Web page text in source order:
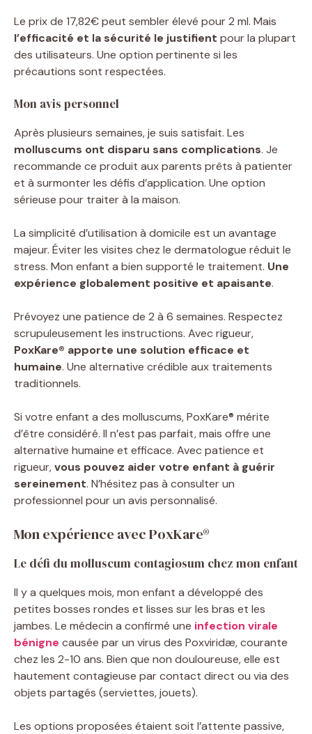
Le prix de 17,82€ peut sembler élevé pour 2 ml. Mais
l’efficacité et la sécurité le justifient pour la plupart
des utilisateurs. Une option pertinente si les
précautions sont respectées.
Mon avis personnel
Après plusieurs semaines, je suis satisfait. Les
molluscums ont disparu sans complications. Je
recommande ce produit aux parents prêts à patienter
et à surmonter les défis d’application. Une option
sérieuse pour traiter à la maison.
La simplicité d’utilisation à domicile est un avantage
majeur. Éviter les visites chez le dermatologue réduit le
stress. Mon enfant a bien supporté le traitement. Une
expérience globalement positive et apaisante.
Prévoyez une patience de 2 à 6 semaines. Respectez
scrupuleusement les instructions. Avec rigueur,
PoxKare® apporte une solution efficace et
humaine. Une alternative crédible aux traitements
traditionnels.
Si votre enfant a des molluscums, PoxKare® mérite
d’être considéré. Il n’est pas parfait, mais offre une
alternative humaine et efficace. Avec patience et
rigueur,vous pouvez aider votre enfant à guérir
sereinement. N’hésitez pas à consulter un
professionnel pour un avis personnalisé.
Mon expérience avec PoxKare®
Le défi du molluscum contagiosum chez mon enfant
Il y a quelques mois, mon enfant a développé des
petites bosses rondes et lisses sur les bras et les
jambes. Le médecin a confirmé une infection virale
bénigne causée par un virus des Poxviridæ, courante
chez les 2-10 ans. Bien que non douloureuse, elle est
hautement contagieuse par contact direct ou via des
objets partagés (serviettes, jouets).
Les options proposées étaient soit l’attente passive,